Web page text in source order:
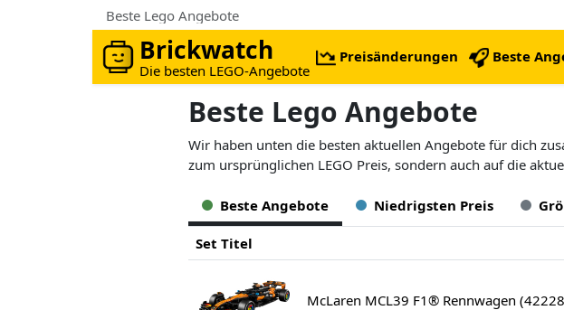
Beste Lego Angebote
Brickwatch
Die besten LEGO-Angebote
Preisänderungen Beste
Beste Lego Angebote
Wir haben unten die besten aktuellen Angebote für dich
zum ursprünglichen LEGO Preis, sondern auch auf die
Beste Angebote Niedrigsten Preis
Set Titel
McLaren MCL39 F1® Rennwagen